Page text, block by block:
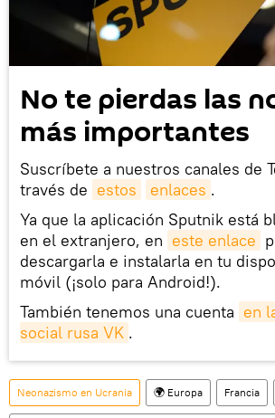
No te pierdas las
más importantes
Suscríbete a nuestros canales de
través de estos enlaces .
Ya que la aplicación Sputnik está
en el extranjero, en este enlace
descargarla e instalarla en tu
móvil (¡solo para Android!).
También tenemos una cuenta en
social rusa VK .
Neonazismo en Ucrania 🌍 Europa Francia